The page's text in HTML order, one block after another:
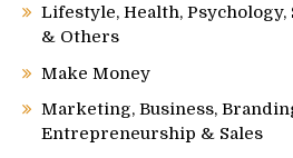
Lifestyle, Health, Psychology,
& Others
Make Money
Marketing, Business,
Entrepreneurship & Sales